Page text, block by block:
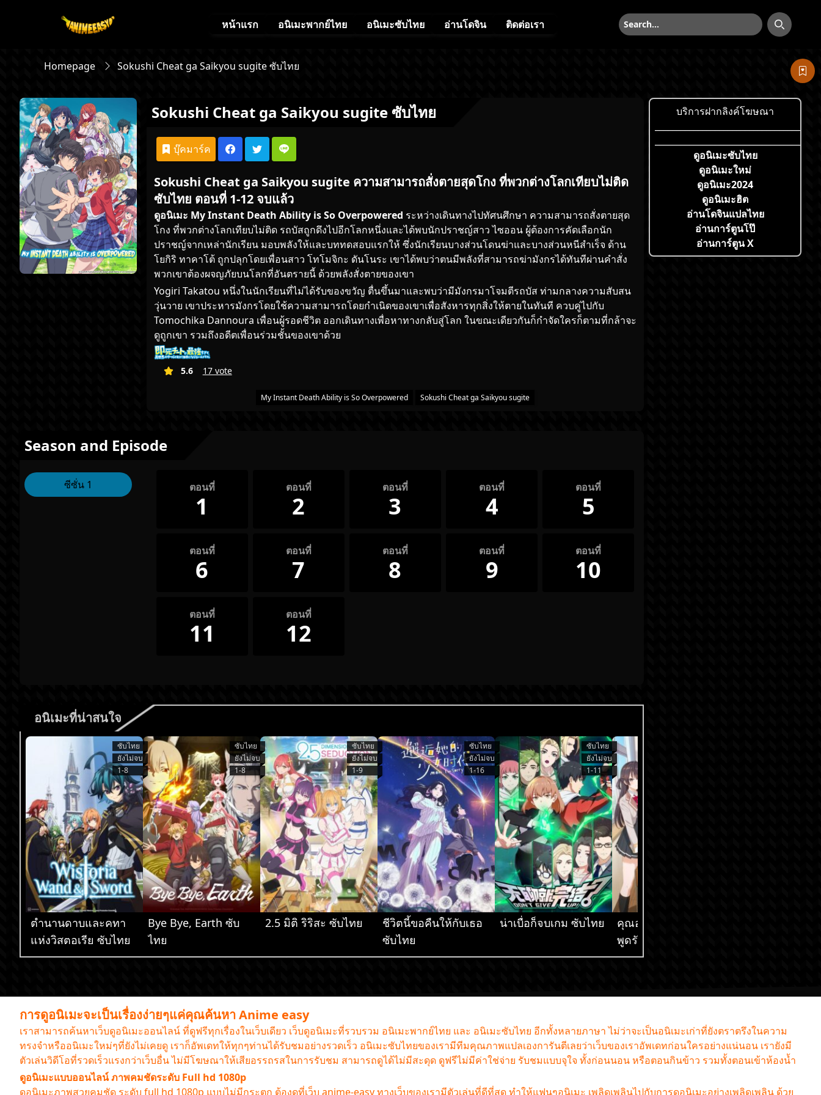
หน้าแรก อนิเมะพากย์ไทย อนิเมะซับไทย อ่านโดจิน ติดต่อเรา ค้นหา ค้นหา
Homepage Sokushi Cheat ga Saikyou sugite ซับไทย
Sokushi Cheat ga Saikyou sugite ซับไทย
บุ๊คมาร์ค
Sokushi Cheat ga Saikyou sugite ความสามารถสั่งตายสุดโกง ที่พวกต่างโลกเทียบไม่ติด
ซับไทย ตอนที่ 1-12 จบแล้ว
ดูอนิเมะ My Instant Death Ability is So Overpowered ระหว่างเดินทางไปทัศนศึกษา ความสามารถสั่งตายสุด
โกง ที่พวกต่างโลกเทียบไม่ติด รถบัสถูกดึงไปอีกโลกหนึ่งและได้พบนักปราชญ์สาว ไซออน ผู้ต้องการคัดเลือกนัก
ปราชญ์จากเหล่านักเรียน มอบพลังให้และบททดสอบแรกให้ ซึ่งนักเรียนบางส่วนโดนฆ่าและบางส่วนหนีสำเร็จ ด้าน
โยกิริ ทาคาโต้ ถูกปลุกโดยเพื่อนสาว โทโมจิกะ ดันโนระ เขาได้พบว่าตนมีพลังที่สามารถฆ่ามังกรได้ทันทีผ่านคำสั่ง
พวกเขาต้องผจญภัยบนโลกที่อันตรายนี้ ด้วยพลังสั่งตายของเขา
Yogiri Takatou หนึ่งในนักเรียนที่ไม่ได้รับของขวัญ ตื่นขึ้นมาและพบว่ามีมังกรมาโจมตีรถบัส ท่ามกลางความสับสน
วุ่นวาย เขาประหารมังกรโดยใช้ความสามารถโดยกำเนิดของเขาเพื่อสังหารทุกสิ่งให้ตายในทันที ควบคู่ไปกับ
Tomochika Dannoura เพื่อนผู้รอดชีวิต ออกเดินทางเพื่อหาทางกลับสู่โลก ในขณะเดียวกันก็กำจัดใครก็ตามที่กล้าจะ
ดูถูกเขา รวมถึงอดีตเพื่อนร่วมชั้นของเขาด้วย
5.6 17 vote
My Instant Death Ability is So Overpowered Sokushi Cheat ga Saikyou sugite
Season and Episode
ซีซั่น 1 ตอนที่
1
ตอนที่
2
ตอนที่
3
ตอนที่
4
ตอนที่
5
ตอนที่
6
ตอนที่
7
ตอนที่
8
ตอนที่
9
ตอนที่
10
ตอนที่
11
ตอนที่
12
อนิเมะที่น่าสนใจ
ซับไทย
ยังไม่จบ
1-8
ตำนานดาบและคทา
แห่งวิสตอเรีย ซับไทย
ซับไทย
ยังไม่จบ
1-8
Bye Bye, Earth ซับ
ไทย
ซับไทย
ยังไม่จบ
1-9
2.5 มิติ ริริสะ ซับไทย
ซับไทย
ยังไม่จบ
1-16
ชีวิตนี้ขอคืนให้กับเธอ
ซับไทย
ซับไทย
ยังไม่จบ
1-11
น่าเบื่อก็จบเกม ซับไทย
คุณอาเรียโต๊ะข้างๆ
พูดรัสเซียหวานใส่ซะ
หัวใจจะวาย ซับไทย
บริการฝากลิงค์โฆษณา
ดูอนิเมะซับไทย
ดูอนิเมะใหม่
ดูอนิเมะ2024
ดูอนิเมะฮิต
อ่านโดจินแปลไทย
อ่านการ์ตูนโป๊
อ่านการ์ตูน X
การดูอนิเมะจะเป็นเรื่องง่ายๆแค่คุณค้นหา Anime easy
เราสามารถค้นหาเว็บดูอนิเมะออนไลน์ ที่ดูฟรีทุกเรื่องในเว็บเดียว เว็บดูอนิเมะที่รวบรวม อนิเมะพากย์ไทย และ อนิเมะซับไทย อีกทั้งหลายภาษา ไม่ว่าจะเป็นอนิเมะเก่าที่ยังตราตรึงในความ
ทรงจำหรืออนิเมะใหม่ๆที่ยังไม่เคยดู เราก็อัพเดทให้ทุกๆท่านได้รับชมอย่างรวดเร็ว อนิเมะซับไทยของเรามีทีมคุณภาพแปลเองการันตีเลยว่าเว็บของเราอัพเดทก่อนใครอย่างแน่นอน เรายังมี
ตัวเล่นวิดีโอที่รวดเร็วแรงกว่าเว็บอื่น ไม่มีโฆษณาให้เสียอรรถรสในการรับชม สามารถดูได้ไม่มีสะดุด ดูฟรีไม่มีค่าใช่จ่าย รับชมแบบจุใจ ทั้งก่อนนอน หรือตอนกินข้าว รวมทั้งตอนเข้าห้องน้ำ
ดูอนิเมะแบบออนไลน์ ภาพคมชัดระดับ Full hd 1080p
ดูอนิเมะภาพสวยคมชัด ระดับ full hd 1080p แบบไม่มีกระตุก ต้องดูที่เว็บ anime-easy ทางเว็บของเรามีตัวเล่นที่ดีที่สุด ทำให้แฟนๆอนิเมะ เพลิดเพลินไปกับการดูอนิเมะอย่างเพลิดเพลิน ด้วย